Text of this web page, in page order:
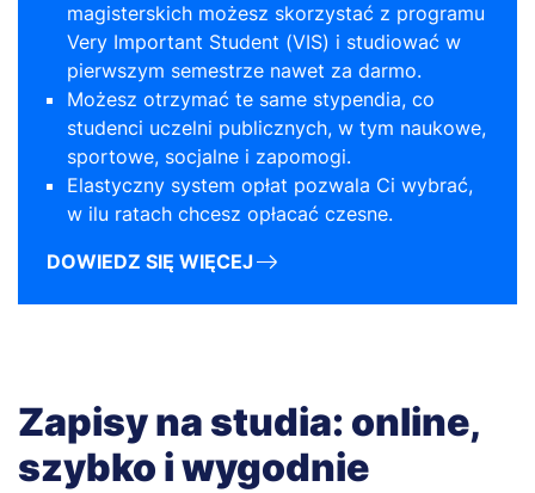
magisterskich możesz skorzystać z programu
Very Important Student (VIS) i studiować w
pierwszym semestrze nawet za darmo.
Możesz otrzymać te same stypendia, co
studenci uczelni publicznych, w tym naukowe,
sportowe, socjalne i zapomogi.
Elastyczny system opłat pozwala Ci wybrać,
w ilu ratach chcesz opłacać czesne.
DOWIEDZ SIĘ WIĘCEJ
Zapisy na studia: online,
szybko i wygodnie